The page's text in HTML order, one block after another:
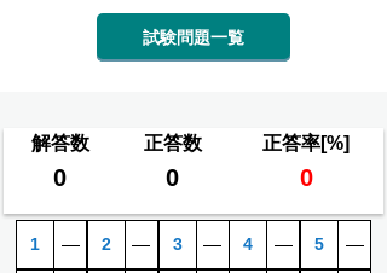
試験問題一覧
解答数 正答数 正答率[%]
0 0 0
1 ― 2 ― 3 ― 4 ― 5 ―